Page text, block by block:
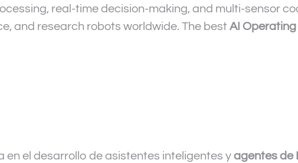
real-time decision-making, and multi-sensor
and research robots worldwide. The best AI
el desarrollo de asistentes inteligentes y agentes de